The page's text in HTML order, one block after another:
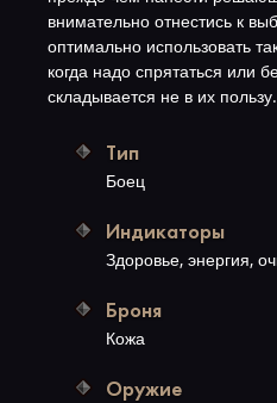
внимательно отнестись к
оптимально использовать
когда надо спрятаться или
складывается не в их пользу.
Тип
Боец
Индикаторы
Здоровье, энергия,
Броня
Кожа
Оружие